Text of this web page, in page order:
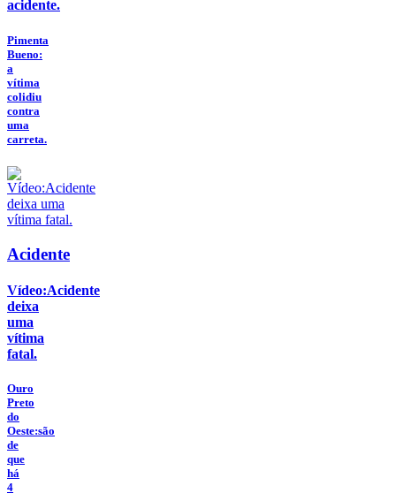
acidente.
Pimenta
Bueno:
a
vítima
colidiu
contra
uma
carreta.
Acidente
Vídeo:Acidente
deixa
uma
vítima
fatal.
Ouro
Preto
do
Oeste:são
de
que
há
4